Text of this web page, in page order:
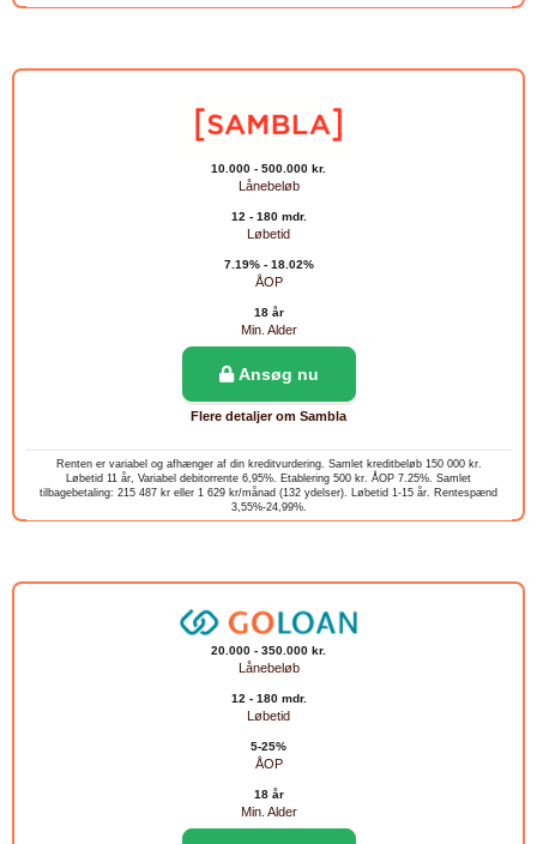
10.000 - 500.000 kr.
Lånebeløb
12 - 180 mdr.
Løbetid
7.19% - 18.02%
ÅOP
18 år
Min. Alder
Ansøg nu
Flere detaljer om Sambla
Renten er variabel og afhænger af din kreditvurdering. Samlet kreditbeløb 150 000 kr.
Løbetid 11 år, Variabel debitorrente 6,95%. Etablering 500 kr. ÅOP 7.25%. Samlet
tilbagebetaling: 215 487 kr eller 1 629 kr/månad (132 ydelser). Løbetid 1-15 år. Rentespænd
3,55%-24,99%.
20.000 - 350.000 kr.
Lånebeløb
12 - 180 mdr.
Løbetid
5-25%
ÅOP
18 år
Min. Alder